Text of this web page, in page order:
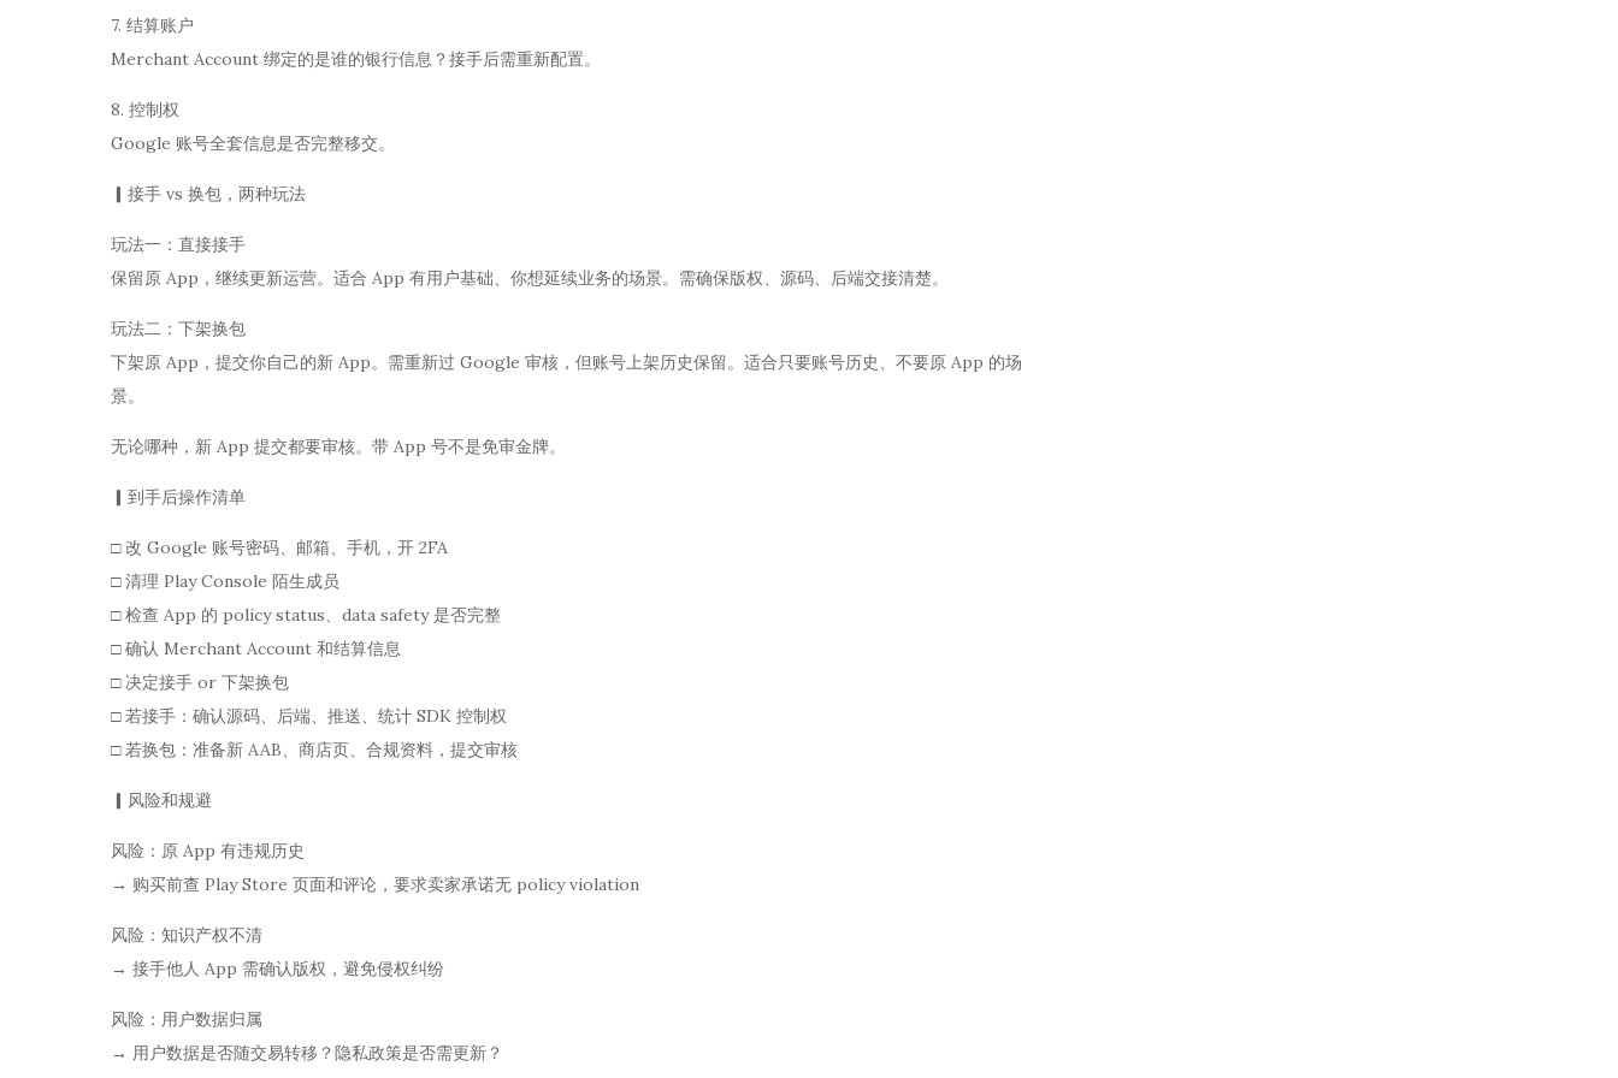
7. 结算账户
Merchant Account 绑定的是谁的银行信息？接手后需重新配置。
8. 控制权
Google 账号全套信息是否完整移交。
▎接手 vs 换包，两种玩法
玩法一：直接接手
保留原 App，继续更新运营。适合 App 有用户基础、你想延续业务的场景。需确保版权、源码、后端交接清楚。
玩法二：下架换包
下架原 App，提交你自己的新 App。需重新过 Google 审核，但账号上架历史保留。适合只要账号历史、不要原 App 的场
景。
无论哪种，新 App 提交都要审核。带 App 号不是免审金牌。
▎到手后操作清单
□ 改 Google 账号密码、邮箱、手机，开 2FA
□ 清理 Play Console 陌生成员
□ 检查 App 的 policy status、data safety 是否完整
□ 确认 Merchant Account 和结算信息
□ 决定接手 or 下架换包
□ 若接手：确认源码、后端、推送、统计 SDK 控制权
□ 若换包：准备新 AAB、商店页、合规资料，提交审核
▎风险和规避
风险：原 App 有违规历史
→ 购买前查 Play Store 页面和评论，要求卖家承诺无 policy violation
风险：知识产权不清
→ 接手他人 App 需确认版权，避免侵权纠纷
风险：用户数据归属
→ 用户数据是否随交易转移？隐私政策是否需更新？